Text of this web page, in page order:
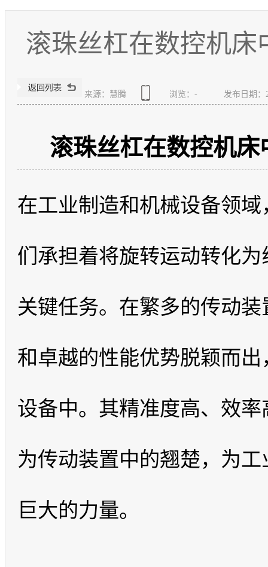
滚珠丝杠在数控机
来源：慧腾 浏览： - 发布日期：
滚珠丝杠在数控机
在工业制造和机械设备领
们承担着将旋转运动转化
关键任务。在繁多的传动
和卓越的性能优势脱颖而
设备中。其精准度高、效
为传动装置中的翘楚，为
巨大的力量。